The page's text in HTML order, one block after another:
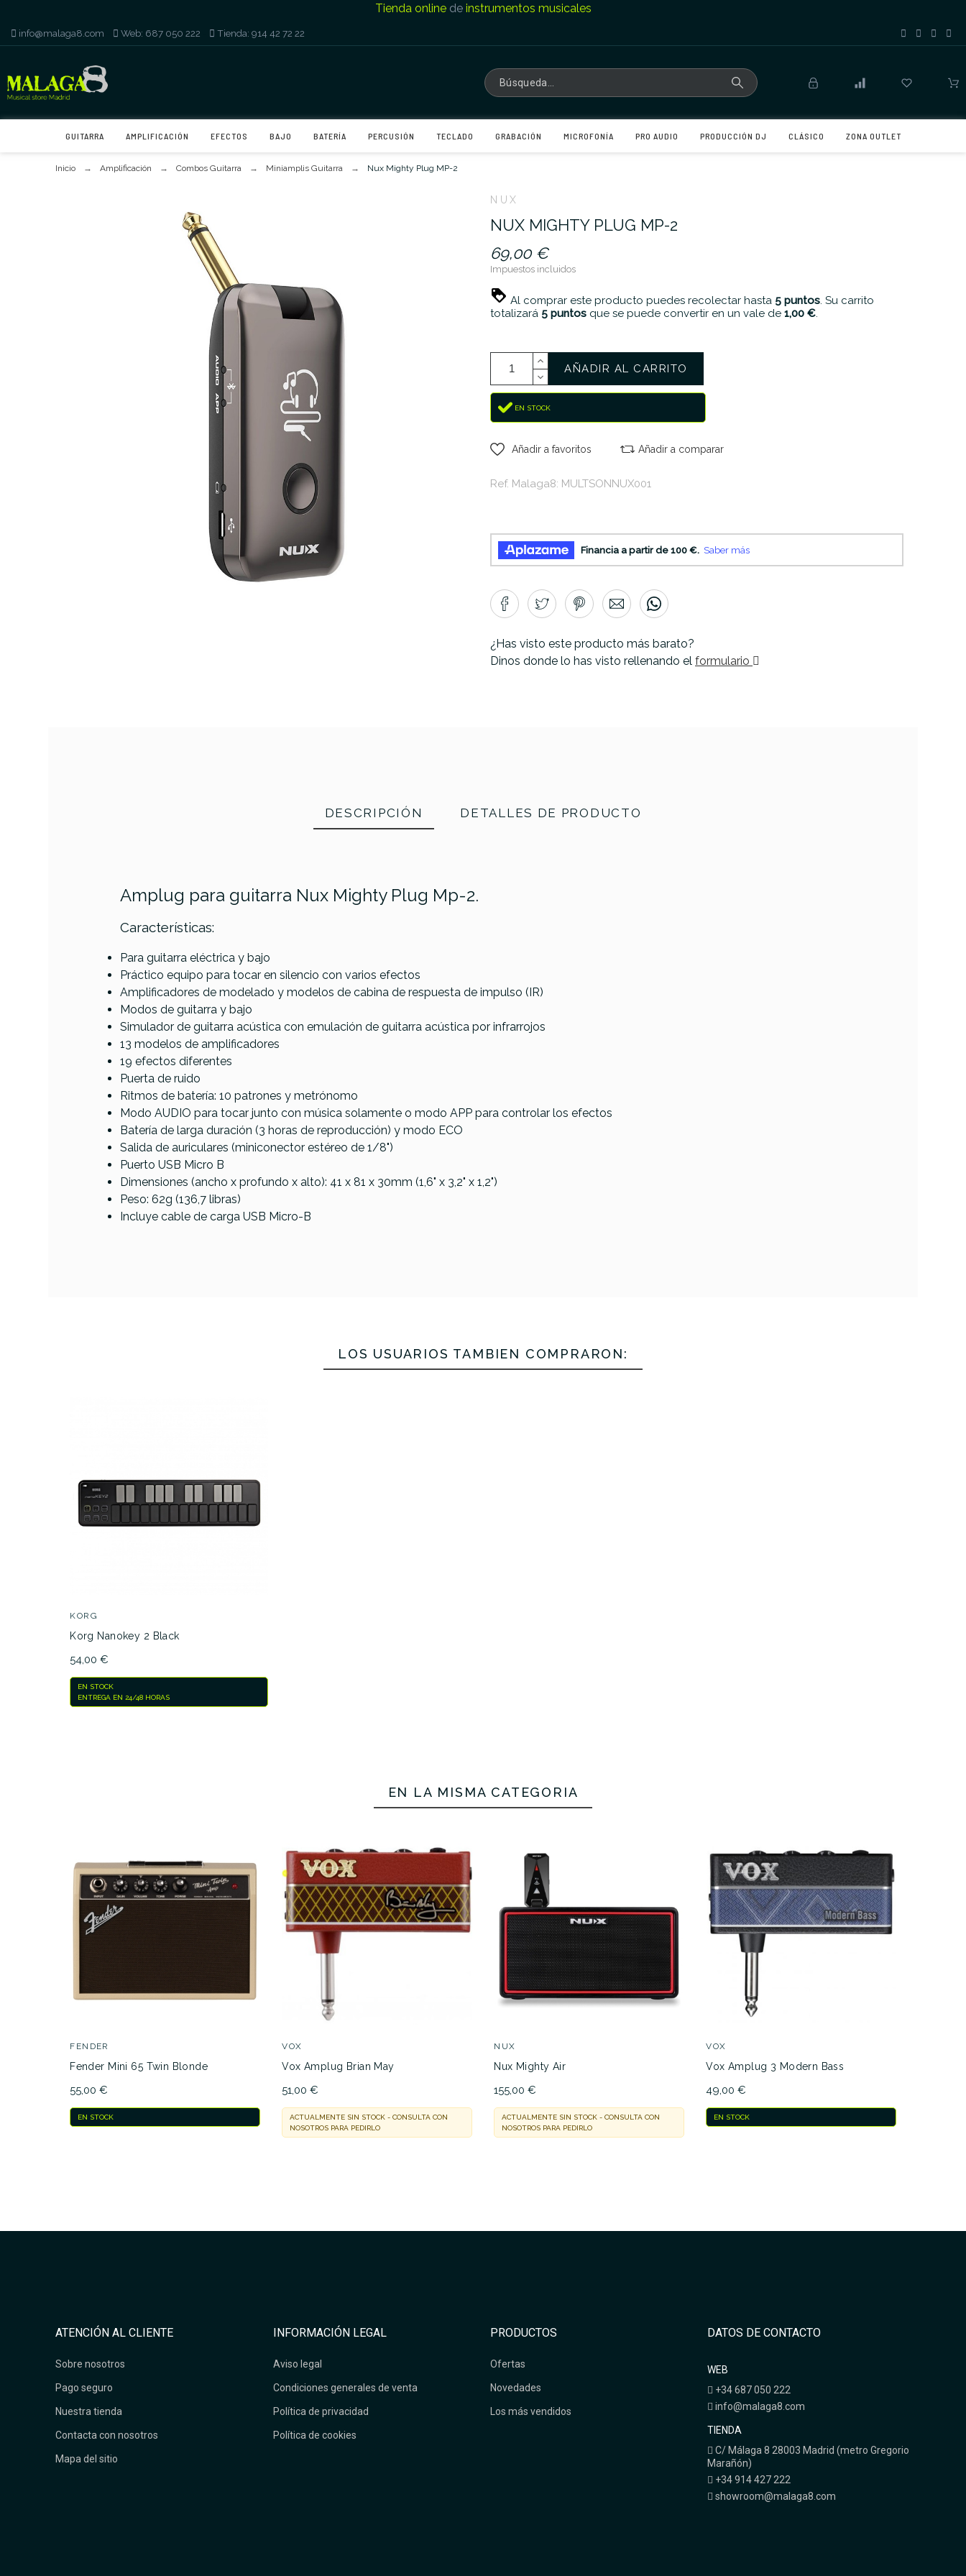
Tienda onlinede instrumentos musicales
info@malaga8.com Web: 687 050 222 Tienda: 914 42 72 22
GUITARRA AMPLIFICACIÓN EFECTOS BAJO BATERÍA PERCUSIÓN TECLADO GRABACIÓN MICROFONÍA PRO AUDIO PRODUCCIÓN DJ CLÁSICO ZONA OUTLET
Inicio Amplificación Combos Guitarra Miniamplis Guitarra Nux Mighty Plug MP-2
NUX
NUX MIGHTY PLUG MP-2
69,00 €
Impuestos incluidos
Al comprar este producto puedes recolectar hasta 5 puntos. Su carrito
totalizará 5 puntos que se puede convertir en un vale de 1,00 €.
AÑADIR AL CARRITO
EN STOCK
Añadir a favoritos Añadir a comparar
Ref. Malaga8: MULTSONNUX001
¿Has visto este producto más barato?
Dinos donde lo has visto rellenando el formulario
DESCRIPCIÓN DETALLES DE PRODUCTO
Amplug para guitarra Nux Mighty Plug Mp-2.
Características:
Para guitarra eléctrica y bajo
Práctico equipo para tocar en silencio con varios efectos
Amplificadores de modelado y modelos de cabina de respuesta de impulso (IR)
Modos de guitarra y bajo
Simulador de guitarra acústica con emulación de guitarra acústica por infrarrojos
13 modelos de amplificadores
19 efectos diferentes
Puerta de ruido
Ritmos de batería: 10 patrones y metrónomo
Modo AUDIO para tocar junto con música solamente o modo APP para controlar los efectos
Batería de larga duración (3 horas de reproducción) y modo ECO
Salida de auriculares (miniconector estéreo de 1/8")
Puerto USB Micro B
Dimensiones (ancho x profundo x alto): 41 x 81 x 30mm (1,6" x 3,2" x 1,2")
Peso: 62g (136,7 libras)
Incluye cable de carga USB Micro-B
ReferenciaMULTSONNUX001
LOS USUARIOS TAMBIÉN COMPRARON:
KORG
Korg Nanokey 2 Black
54,00 €
EN STOCK
ENTREGA EN 24/48 HORAS
EN LA MISMA CATEGORÍA
FENDER
Fender Mini 65 Twin Blonde
55,00 €
EN STOCK
VOX
Vox Amplug Brian May
51,00 €
ACTUALMENTE SIN STOCK - CONSULTA CON
NOSOTROS PARA PEDIRLO
NUX
Nux Mighty Air
155,00 €
ACTUALMENTE SIN STOCK - CONSULTA CON
NOSOTROS PARA PEDIRLO
VOX
Vox Amplug 3 Modern Bass
49,00 €
EN STOCK
ATENCIÓN AL CLIENTE
Sobre nosotros
Pago seguro
Nuestra tienda
Contacta con nosotros
Mapa del sitio
INFORMACIÓN LEGAL
Aviso legal
Condiciones generales de venta
Política de privacidad
Política de cookies
PRODUCTOS
Ofertas
Novedades
Los más vendidos
DATOS DE CONTACTO
WEB
+34 687 050 222
info@malaga8.com
TIENDA
C/ Málaga 8 28003 Madrid (metro Gregorio
Marañón)
+34 914 427 222
showroom@malaga8.com